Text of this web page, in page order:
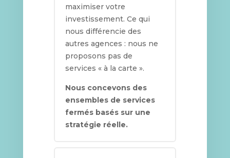
maximiser votre
investissement. Ce qui
nous différencie des
autres agences : nous ne
proposons pas de
services « à la carte ».
Nous concevons des
ensembles de services
fermés basés sur une
stratégie réelle.